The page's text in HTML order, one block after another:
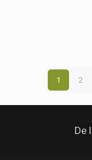
1 2
De